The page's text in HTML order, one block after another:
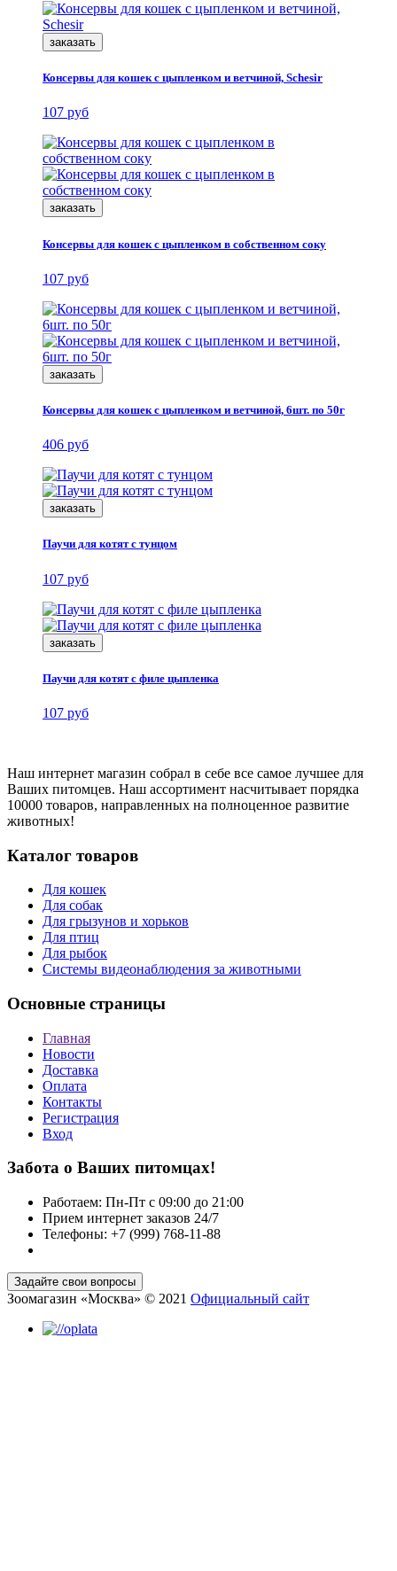
заказать
Консервы для кошек с цыпленком и ветчиной, Schesir
107 руб
заказать
Консервы для кошек с цыпленком в собственном соку
107 руб
заказать
Консервы для кошек с цыпленком и ветчиной, 6шт. по 50г
406 руб
заказать
Паучи для котят с тунцом
107 руб
заказать
Паучи для котят с филе цыпленка
107 руб
Наш интернет магазин собрал в себе все самое лучшее для
Ваших питомцев. Наш ассортимент насчитывает порядка
10000 товаров, направленных на полноценное развитие
животных!
Каталог товаров
Для кошек
Для собак
Для грызунов и хорьков
Для птиц
Для рыбок
Cистемы видеонаблюдения за животными
Основные страницы
Главная
Новости
Доставка
Оплата
Контакты
Регистрация
Вход
Забота о Ваших питомцах!
Работаем: Пн-Пт с 09:00 до 21:00
Прием интернет заказов 24/7
Телефоны: +7 (999) 768-11-88
Зоомагазин «Москва» © 2021 Официальный сайт